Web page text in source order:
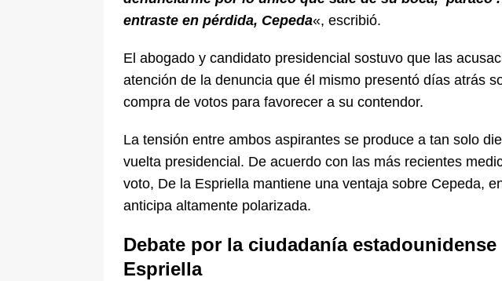
entraste en pérdida, Cepeda«, escribió.
El abogado y candidato presidencial sostuvo que las
atención de la denuncia que él mismo presentó días atrás
compra de votos para favorecer a su contendor.
La tensión entre ambos aspirantes se produce a tan solo
vuelta presidencial. De acuerdo con las más recientes
voto, De la Espriella mantiene una ventaja sobre Cepeda,
anticipa altamente polarizada.
Debate por la ciudadanía estadounidense
Espriella